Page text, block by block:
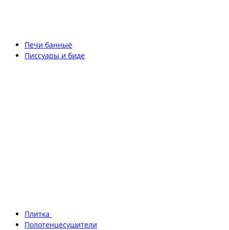
Печи банные
Писсуары и биде
Плитка
Полотенцесушители